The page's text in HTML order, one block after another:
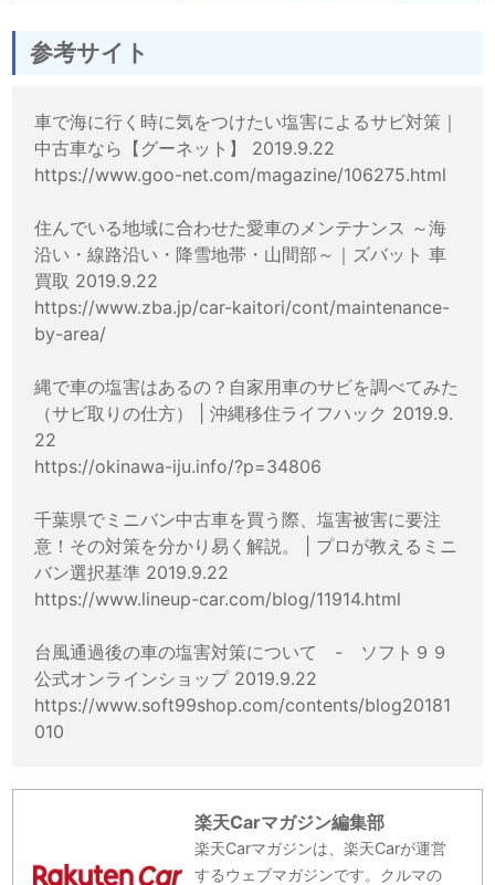
参考サイト
車で海に行く時に気をつけたい塩害によるサビ対策｜
中古車なら【グーネット】 2019.9.22
https://www.goo-net.com/magazine/106275.html
住んでいる地域に合わせた愛車のメンテナンス ～海
沿い・線路沿い・降雪地帯・山間部～｜ズバット 車
買取 2019.9.22
https://www.zba.jp/car-kaitori/cont/maintenance-
by-area/
縄で車の塩害はあるの？自家用車のサビを調べてみた
（サビ取りの仕方） | 沖縄移住ライフハック 2019.9.
22
https://okinawa-iju.info/?p=34806
千葉県でミニバン中古車を買う際、塩害被害に要注
意！その対策を分かり易く解説。 | プロが教えるミニ
バン選択基準 2019.9.22
https://www.lineup-car.com/blog/11914.html
台風通過後の車の塩害対策について - ソフト９９
公式オンラインショップ 2019.9.22
https://www.soft99shop.com/contents/blog20181
010
楽天Carマガジン編集部
楽天Carマガジンは、楽天Carが運営
するウェブマガジンです。クルマの